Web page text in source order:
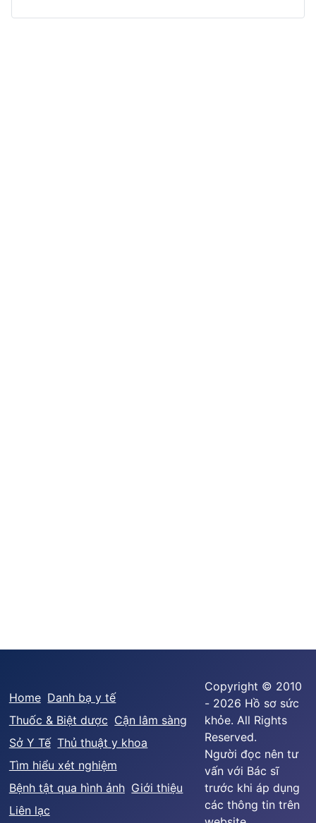
Home Danh bạ y tế
Thuốc & Biệt dược Cận lâm sàng
Sở Y Tế Thủ thuật y khoa
Tìm hiểu xét nghiệm
Bệnh tật qua hình ảnh Giới thiệu
Liên lạc
Copyright © 2010
- 2026 Hồ sơ sức
khỏe. All Rights
Reserved.
Người đọc nên tư
vấn với Bác sĩ
trước khi áp dụng
các thông tin trên